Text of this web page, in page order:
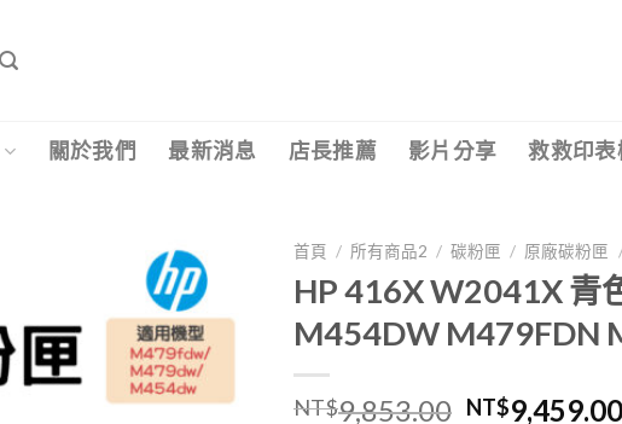
關於我們 最新消息 店長推薦 影片分享 救救印表
首頁 / 所有商品2 / 碳粉匣 / 原廠碳粉匣
HP 416X W2041X 青
M454DW M479FDN
NT$9,853.00 原
NT$9,459.00